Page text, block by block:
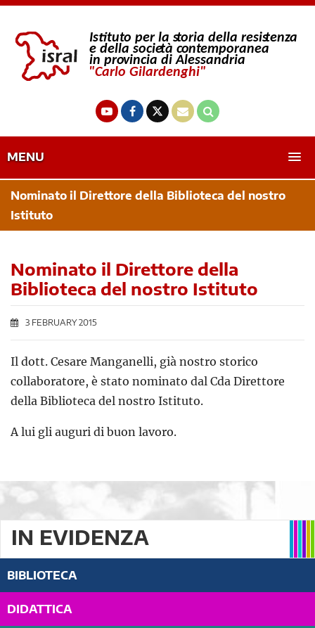
MENU
Nominato il Direttore della Biblioteca del nostro
Istituto
Nominato il Direttore della
Biblioteca del nostro Istituto
3 FEBRUARY 2015
Il dott. Cesare Manganelli, già nostro storico
collaboratore, è stato nominato dal Cda Direttore
della Biblioteca del nostro Istituto.
A lui gli auguri di buon lavoro.
IN EVIDENZA
BIBLIOTECA
DIDATTICA